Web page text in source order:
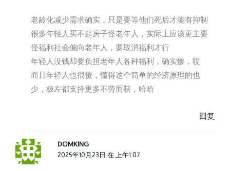
老龄化减少需求确实，只是要等他们死后才能有抑制
很多年轻人买不起房子怪老年人，实际上应该更主要
怪福利社会偏向老年人，要取消福利才行
年轻人没钱却要负担老年人各种福利，确实惨，哎
而且年轻人也很傻，懂得这个简单的经济原理的也
少，极左都支持更多不劳而获，哈哈
回复
DOMKING
2025年10月23日 在 上午1:07